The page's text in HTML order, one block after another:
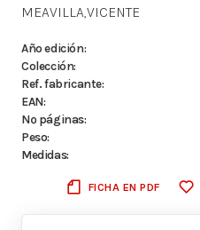
MEAVILLA,VICENTE
Año edición:
Colección:
Ref. fabricante:
EAN:
Nº páginas:
Peso:
Medidas:
FICHA EN PDF